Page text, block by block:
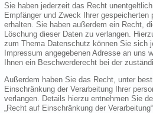
Sie haben jederzeit das Recht
Empfänger und Zweck Ihrer gespeicherten
erhalten. Sie haben außerdem ein Recht,
Löschung dieser Daten zu verlangen.
zum Thema Datenschutz können Sie sich
Impressum angegebenen Adresse an uns
Ihnen ein Beschwerderecht bei der
Außerdem haben Sie das Recht, unter
Einschränkung der Verarbeitung Ihrer
verlangen. Details hierzu entnehmen Sie
„Recht auf Einschränkung der Verarbeitung“.